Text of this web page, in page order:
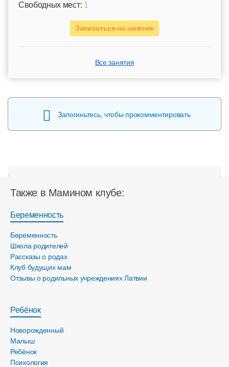
Свободных мест: 1
Записаться на занятие
Все занятия
Залогиньтесь, чтобы прокомментировать
Также в Мамином клубе:
Беременность
Беременность
Школа родителей
Рассказы о родах
Клуб будущих мам
Отзывы о родильных учреждениях Латвии
Ребёнок
Новорожденный
Малыш
Ребёнок
Психология